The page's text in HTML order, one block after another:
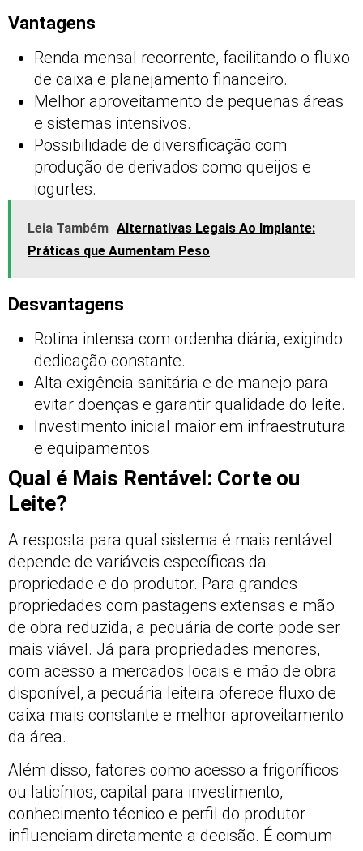
Vantagens
Renda mensal recorrente, facilitando o fluxo
de caixa e planejamento financeiro.
Melhor aproveitamento de pequenas áreas
e sistemas intensivos.
Possibilidade de diversificação com
produção de derivados como queijos e
iogurtes.
Leia Também Alternativas Legais Ao Implante:
Práticas que Aumentam Peso
Desvantagens
Rotina intensa com ordenha diária, exigindo
dedicação constante.
Alta exigência sanitária e de manejo para
evitar doenças e garantir qualidade do leite.
Investimento inicial maior em infraestrutura
e equipamentos.
Qual é Mais Rentável: Corte ou
Leite?
A resposta para qual sistema é mais rentável
depende de variáveis específicas da
propriedade e do produtor. Para grandes
propriedades com pastagens extensas e mão
de obra reduzida, a pecuária de corte pode ser
mais viável. Já para propriedades menores,
com acesso a mercados locais e mão de obra
disponível, a pecuária leiteira oferece fluxo de
caixa mais constante e melhor aproveitamento
da área.
Além disso, fatores como acesso a frigoríficos
ou laticínios, capital para investimento,
conhecimento técnico e perfil do produtor
influenciam diretamente a decisão. É comum